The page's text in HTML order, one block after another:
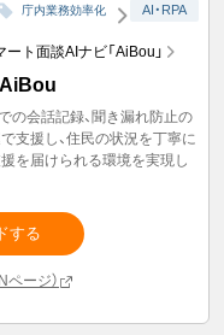
庁内業務効率化 AI・RPA
ト面談AIナビ「AiBou」
の会話記録、聞き漏れ防止の
支援し、住民の状況を丁寧に
を届けられる環境を実現し
する
ージ）